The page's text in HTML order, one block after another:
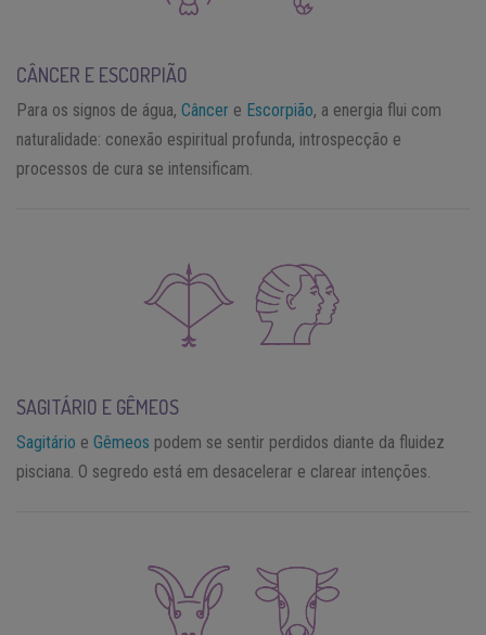
CÂNCER E ESCORPIÃO
Para os signos de água, Câncer e Escorpião, a energia flui com
naturalidade: conexão espiritual profunda, introspecção e
processos de cura se intensificam.
SAGITÁRIO E GÊMEOS
Sagitário e Gêmeos podem se sentir perdidos diante da fluidez
pisciana. O segredo está em desacelerar e clarear intenções.